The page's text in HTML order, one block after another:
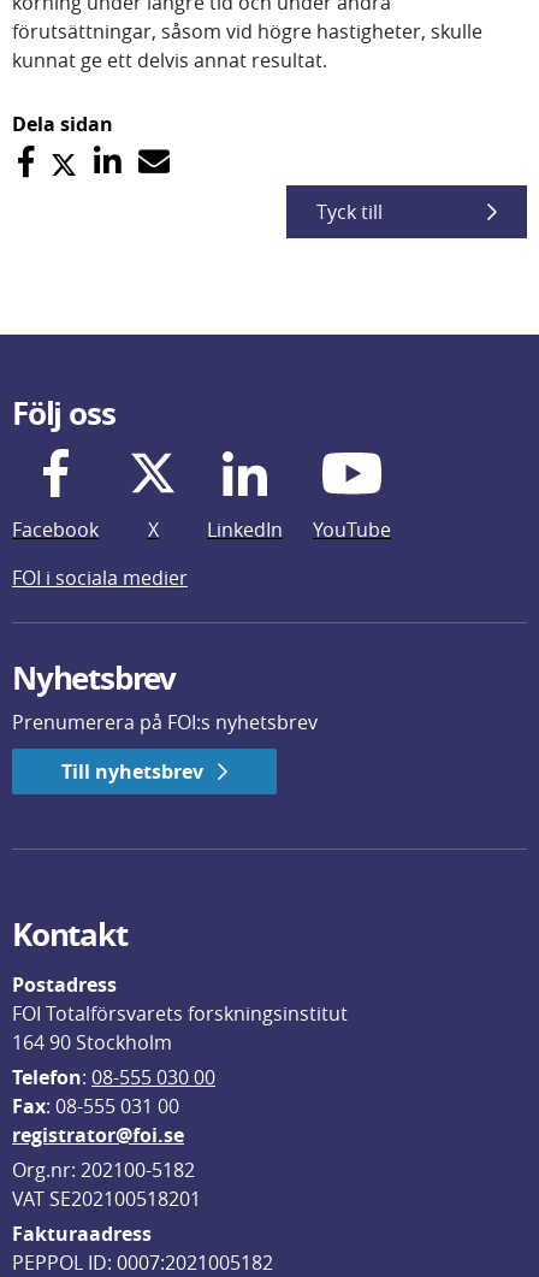
förutsättningar, såsom vid högre hastigheter, skulle
kunnat ge ett delvis annat resultat.
Dela sidan
Tyck till
Följ oss
Facebook X LinkedIn
YouTube
FOI i sociala medier
Nyhetsbrev
Prenumerera på FOI:s nyhetsbrev
Till nyhetsbrev
Kontakt
Postadress
FOI Totalförsvarets forskningsinstitut
164 90 Stockholm
Telefon: 08-555 030 00
Fax: 08-555 031 00
registrator@foi.se
Org.nr: 202100-5182
VAT SE202100518201
Fakturaadress
PEPPOL ID: 0007:2021005182